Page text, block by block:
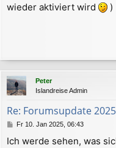
wieder aktiviert wird
)
Peter
Islandreise Admin
Re: Forumsupdate
B
i
Fr 10. Jan 2025, 06:43
Ich werde sehen, was